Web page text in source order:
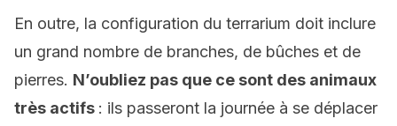
En outre, la configuration du terrarium doit inclure
un grand nombre de branches, de bûches et de
pierres. N’oubliez pas que ce sont des animaux
très actifs : ils passeront la journée à se déplacer